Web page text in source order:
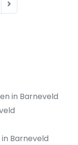
in Barneveld
Barneveld